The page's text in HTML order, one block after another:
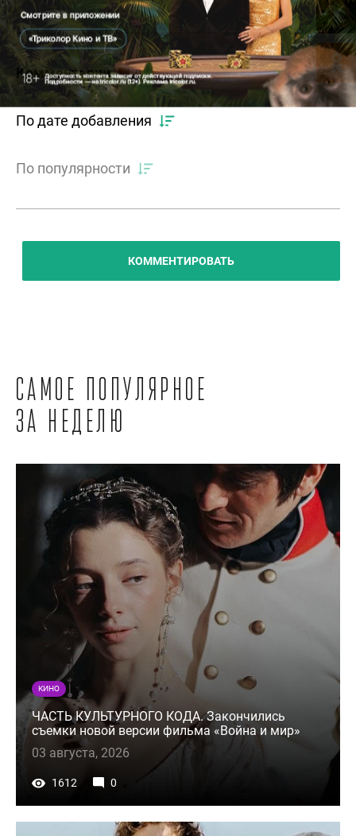
Комментарии 0
По дате добавления
По популярности
КОММЕНТИРОВАТЬ
Самое популярное
за неделю
КИНО
ЧАСТЬ КУЛЬТУРНОГО КОДА. Закончились
съемки новой версии фильма «Война и мир»
03 августа, 2026
1612 0